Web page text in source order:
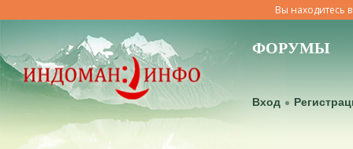
Вы находитесь
ФОРУМЫ
Вход